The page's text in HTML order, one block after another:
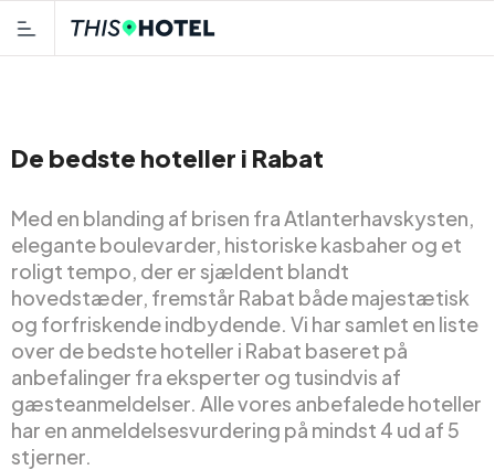
De bedste hoteller i Rabat
Med en blanding af brisen fra Atlanterhavskysten,
elegante boulevarder, historiske kasbaher og et
roligt tempo, der er sjældent blandt
hovedstæder, fremstår Rabat både majestætisk
og forfriskende indbydende. Vi har samlet en liste
over de bedste hoteller i Rabat baseret på
anbefalinger fra eksperter og tusindvis af
gæsteanmeldelser. Alle vores anbefalede hoteller
har en anmeldelsesvurdering på mindst 4 ud af 5
stjerner.